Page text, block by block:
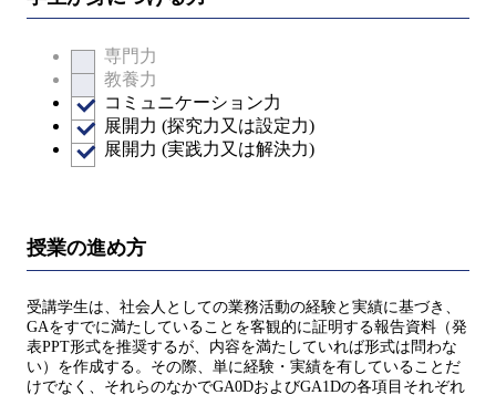
専門力
教養力
コミュニケーション力
展開力 (探究力又は設定力)
展開力 (実践力又は解決力)
授業の進め方
受講学生は、社会人としての業務活動の経験と実績に基づき、
GAをすでに満たしていることを客観的に証明する報告資料（発
表PPT形式を推奨するが、内容を満たしていれば形式は問わな
い）を作成する。その際、単に経験・実績を有していることだ
けでなく、それらのなかでGA0DおよびGA1Dの各項目それぞれ